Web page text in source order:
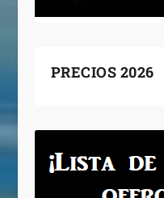
PRECIOS 2026